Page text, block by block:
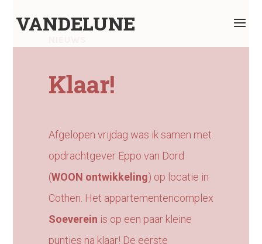
VANDELUNE
Klaar!
Afgelopen vrijdag was ik samen met
opdrachtgever Eppo van Dord
(WOON ontwikkeling) op locatie in
Cothen. Het appartementencomplex
Soeverein is op een paar kleine
puntjes na klaar! De eerste